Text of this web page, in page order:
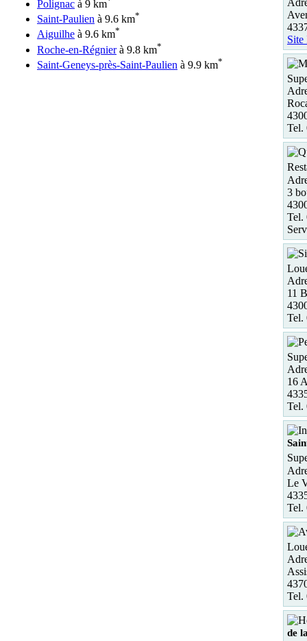
Polignac à 9 km
Saint-Paulien à 9.6 km*
Aiguilhe à 9.6 km*
Roche-en-Régnierà 9.8 km*
Saint-Geneys-près-Saint-Paulien à 9.9 km*
Site
Tel.
3
Tel.
11
Tel.
16
Tel.
Le
Tel.
Tel.
de